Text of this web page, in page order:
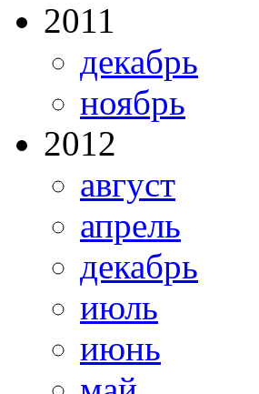
2011
декабрь
ноябрь
2012
август
апрель
декабрь
июль
июнь